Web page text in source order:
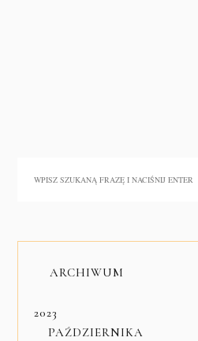
ARCHIWUM
2023
PAŹDZIERNIKA